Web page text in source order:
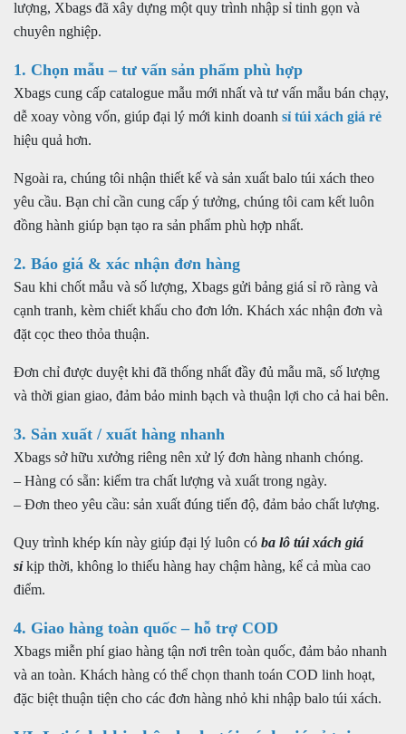
lượng, Xbags đã xây dựng một quy trình nhập sỉ tinh gọn và
chuyên nghiệp.
1. Chọn mẫu – tư vấn sản phẩm phù hợp
Xbags cung cấp catalogue mẫu mới nhất và tư vấn mẫu bán chạy,
dễ xoay vòng vốn, giúp đại lý mới kinh doanh sỉ túi xách giá rẻ
hiệu quả hơn.
Ngoài ra, chúng tôi nhận thiết kế và sản xuất balo túi xách theo
yêu cầu. Bạn chỉ cần cung cấp ý tưởng, chúng tôi cam kết luôn
đồng hành giúp bạn tạo ra sản phẩm phù hợp nhất.
2. Báo giá & xác nhận đơn hàng
Sau khi chốt mẫu và số lượng, Xbags gửi bảng giá sỉ rõ ràng và
cạnh tranh, kèm chiết khấu cho đơn lớn. Khách xác nhận đơn và
đặt cọc theo thỏa thuận.
Đơn chỉ được duyệt khi đã thống nhất đầy đủ mẫu mã, số lượng
và thời gian giao, đảm bảo minh bạch và thuận lợi cho cả hai bên.
3. Sản xuất / xuất hàng nhanh
Xbags sở hữu xưởng riêng nên xử lý đơn hàng nhanh chóng.
– Hàng có sẵn: kiểm tra chất lượng và xuất trong ngày.
– Đơn theo yêu cầu: sản xuất đúng tiến độ, đảm bảo chất lượng.
Quy trình khép kín này giúp đại lý luôn có ba lô túi xách giá
sỉkịp thời, không lo thiếu hàng hay chậm hàng, kể cả mùa cao
điểm.
4. Giao hàng toàn quốc – hỗ trợ COD
Xbags miễn phí giao hàng tận nơi trên toàn quốc, đảm bảo nhanh
và an toàn. Khách hàng có thể chọn thanh toán COD linh hoạt,
đặc biệt thuận tiện cho các đơn hàng nhỏ khi nhập balo túi xách.